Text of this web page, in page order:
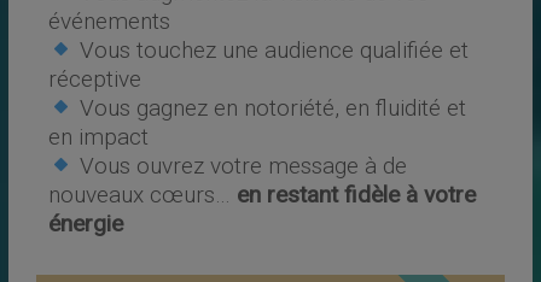
événements
Vous touchez une audience qualifiée et
réceptive
Vous gagnez en notoriété, en fluidité et
en impact
Vous ouvrez votre message à de
nouveaux cœurs… en restant fidèle à votre
énergie